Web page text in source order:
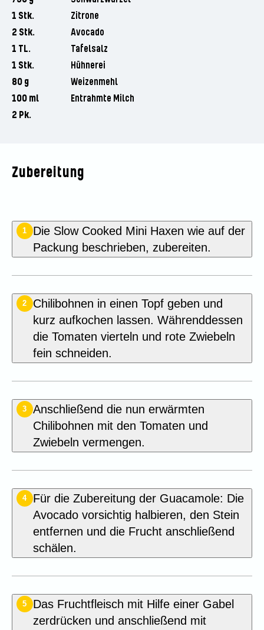
1 Stk.
Zitrone
2 Stk.
Avocado
1 TL.
Tafelsalz
1 Stk.
Hühnerei
80 g
Weizenmehl
100 ml
Entrahmte Milch
2 Pk.
Zubereitung
1
Die Slow Cooked Mini Haxen wie auf der
Packung beschrieben, zubereiten.
2
Chilibohnen in einen Topf geben und
kurz aufkochen lassen. Währenddessen
die Tomaten vierteln und rote Zwiebeln
fein schneiden.
3
Anschließend die nun erwärmten
Chilibohnen mit den Tomaten und
Zwiebeln vermengen.
4
Für die Zubereitung der Guacamole: Die
Avocado vorsichtig halbieren, den Stein
entfernen und die Frucht anschließend
schälen.
5
Das Fruchtfleisch mit Hilfe einer Gabel
zerdrücken und anschließend mit